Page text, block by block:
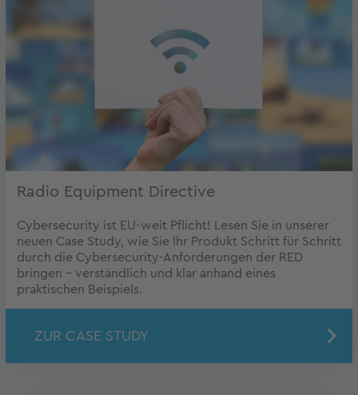
Radio Equipment Directive
Cybersecurity ist EU-weit Pflicht! Lesen Sie in unserer
neuen Case Study, wie Sie Ihr Produkt Schritt für Schritt
durch die Cybersecurity-Anforderungen der RED
bringen – verständlich und klar anhand eines
praktischen Beispiels.
ZUR CASE STUDY